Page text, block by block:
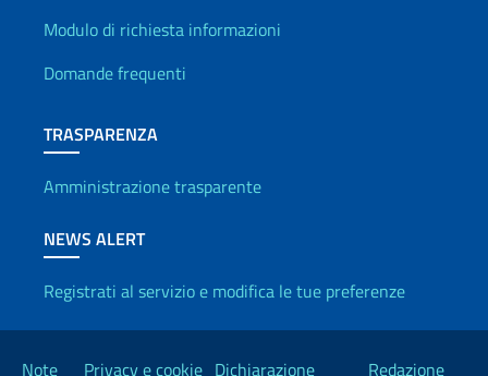
Info utili
Modulo di richiesta informazioni
Domande frequenti
TRASPARENZA
Amministrazione trasparente
NEWS ALERT
Registrati al servizio e modifica le tue preferenze
Link Utili
Note Privacy e cookie Dichiarazione Redazione